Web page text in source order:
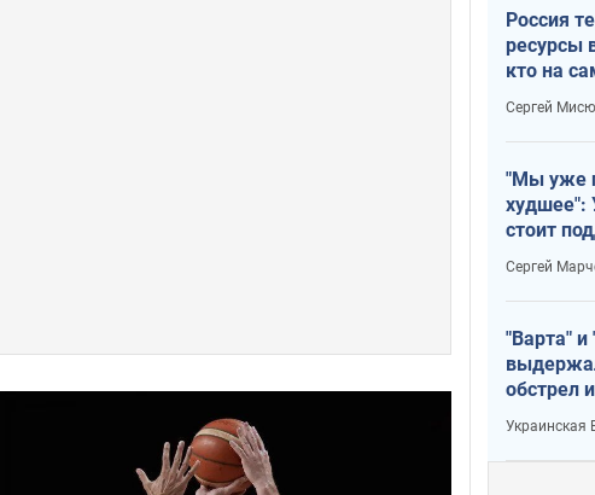
Россия
ресурсы
кто на
диктует
Сергей
"Мы уже
худшее":
стоит
отчаянию
Сергей
"Варта" и
обстрел
дрона,
офицеру
Украинская